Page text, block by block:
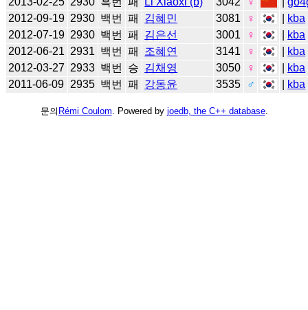
2012-09-19 2930 백번 패 김혜민 3081 ♀ kba
2012-07-19 2930 백번 패 김은선 3001 ♀ kba
2012-06-21 2931 백번 패 조혜연 3141 ♀ kba
2012-03-27 2933 백번 승 김채영 3050 ♀ kba
2011-06-09 2935 백번 패 강동윤 3535 ♂ kba
문의 Rémi Coulom . Powered by joedb, the C++ database.